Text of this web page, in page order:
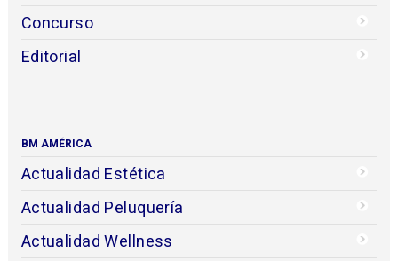
Concurso
Editorial
BM AMÉRICA
Actualidad Estética
Actualidad Peluquería
Actualidad Wellness